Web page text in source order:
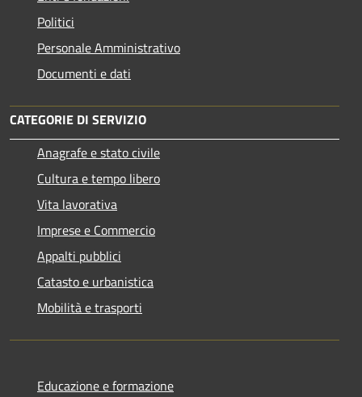
Politici
Personale Amministrativo
Documenti e dati
CATEGORIE DI SERVIZIO
Anagrafe e stato civile
Cultura e tempo libero
Vita lavorativa
Imprese e Commercio
Appalti pubblici
Catasto e urbanistica
Mobilità e trasporti
Educazione e formazione